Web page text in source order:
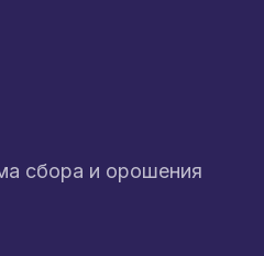
сбора и орошения